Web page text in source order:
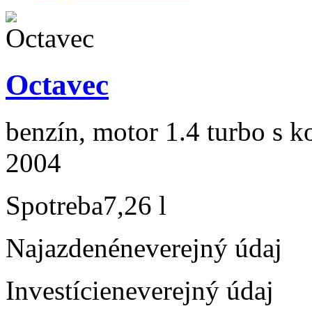
Octavec
benzín, motor 1.4 turbo s
2004
Spotreba7,26 l
Najazdenéneverejný údaj
Investícieneverejný údaj